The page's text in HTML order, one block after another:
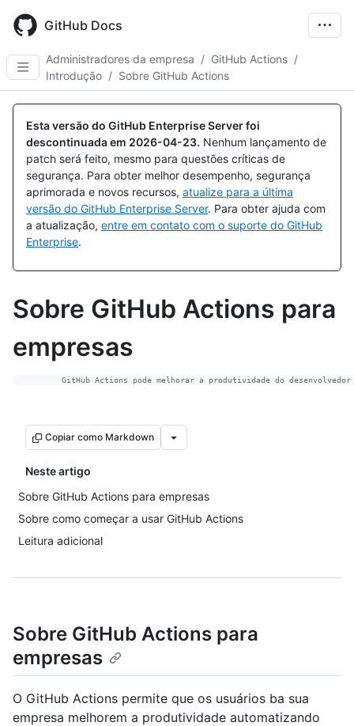
main
content
GitHub Docs
Administradores da empresa / GitHub Actions /
Introdução / Sobre GitHub Actions
Esta versão do GitHub Enterprise Server foi
descontinuada em 2026-04-23. Nenhum lançamento de
patch será feito, mesmo para questões críticas de
segurança. Para obter melhor desempenho, segurança
aprimorada e novos recursos, atualize para a última
versão do GitHub Enterprise Server. Para obter ajuda com
a atualização, entre em contato com o suporte do GitHub
Enterprise.
Sobre GitHub Actions para
empresas
Copiar como Markdown
Neste artigo
Sobre GitHub Actions para empresas
Sobre como começar a usar GitHub Actions
Leitura adicional
Sobre GitHub Actions para
empresas
O GitHub Actions permite que os usuários ba sua
empresa melhorem a produtividade automatizando